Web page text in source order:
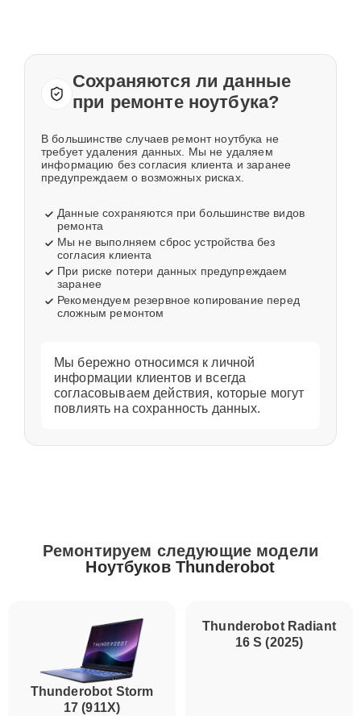
Сохраняются ли данные
при ремонте ноутбука?
В большинстве случаев ремонт ноутбука не
требует удаления данных. Мы не удаляем
информацию без согласия клиента и заранее
предупреждаем о возможных рисках.
Данные сохраняются при большинстве видов
ремонта
Мы не выполняем сброс устройства без
согласия клиента
При риске потери данных предупреждаем
заранее
Рекомендуем резервное копирование перед
сложным ремонтом
Мы бережно относимся к личной
информации клиентов и всегда
согласовываем действия, которые могут
повлиять на сохранность данных.
Ремонтируем следующие модели
Ноутбуков Thunderobot
Thunderobot Storm
17 (911X)